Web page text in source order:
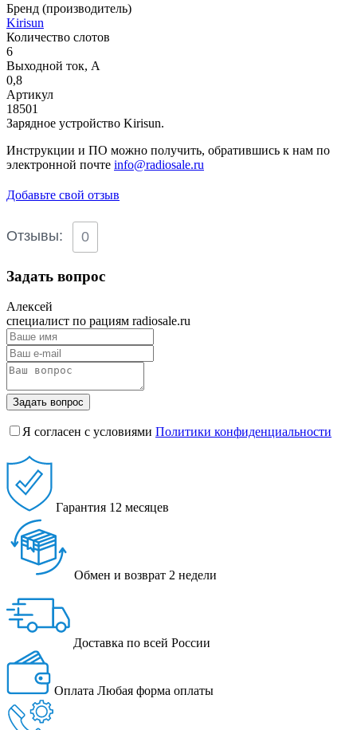
Бренд (производитель)
Kirisun
Количество слотов
6
Выходной ток, А
0,8
Артикул
18501
Зарядное устройство Kirisun.
Инструкции и ПО можно получить, обратившись к нам по
электронной почте info@radiosale.ru
Добавьте свой отзыв
Отзывы: 0
Задать вопрос
Алексей
специалист по рациям radiosale.ru
Задать вопрос
Я согласен с условиями Политики конфиденциальности
Гарантия 12 месяцев
Обмен и возврат 2 недели
Доставка по всей России
Оплата Любая форма оплаты